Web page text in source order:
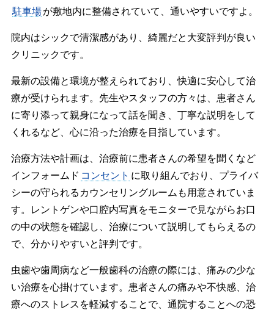
駐車場が敷地内に整備されていて、通いやすいですよ。
院内はシックで清潔感があり、綺麗だと大変評判が良い
クリニックです。
最新の設備と環境が整えられており、快適に安心して治
療が受けられます。先生やスタッフの方々は、患者さん
に寄り添って親身になって話を聞き、丁寧な説明をして
くれるなど、心に沿った治療を目指しています。
治療方法や計画は、治療前に患者さんの希望を聞くなど
インフォームド コンセント に取り組んでおり、プライバ
シーの守られるカウンセリングルームも用意されていま
す。レントゲンや口腔内写真をモニターで見ながらお口
の中の状態を確認し、治療について説明してもらえるの
で、分かりやすいと評判です。
虫歯や歯周病など一般歯科の治療の際には、痛みの少な
い治療を心掛けています。患者さんの痛みや不快感、治
療へのストレスを軽減することで、通院することへの恐